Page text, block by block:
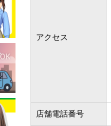
アクセス
店舗電話番号